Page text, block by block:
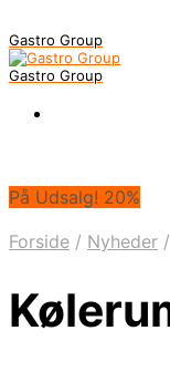
Gastro Group
Gastro Group
På Udsalg! 20%
Forside / Nyheder /